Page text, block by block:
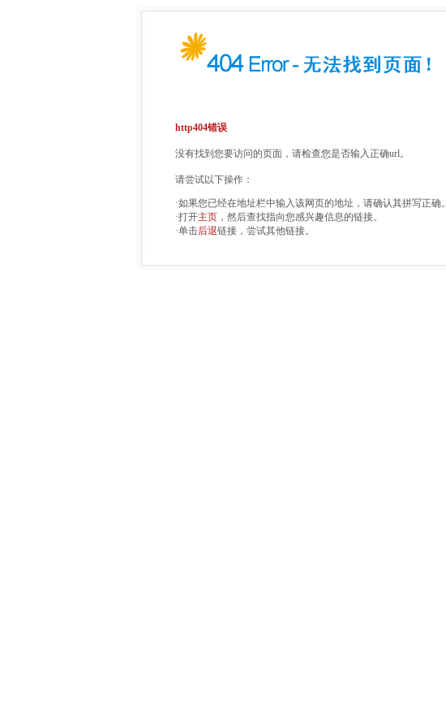
http404错误
没有找到您要访问的页面，请检查您是否输入正确url。
请尝试以下操作：
·如果您已经在地址栏中输入该网页的地址，请确认其拼写正确。
·打开主页 ，然后查找指向您感兴趣信息的链接。
·单击后退链接，尝试其他链接。